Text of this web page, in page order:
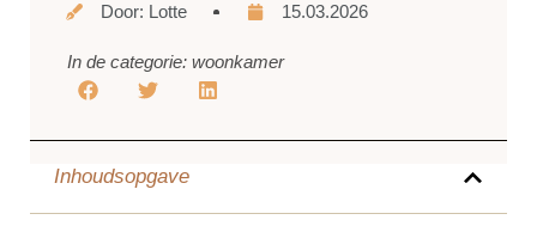
Door: Lotte 15.03.2026
In de categorie: woonkamer
Inhoudsopgave